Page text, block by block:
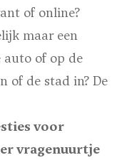
of online?
maar een
auto of op de
of de stad in?De
voor
vragenuurtje